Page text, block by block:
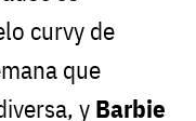
curvy de
que
y Barbie